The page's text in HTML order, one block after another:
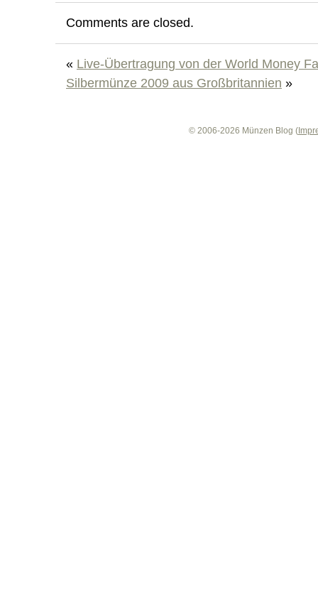
Comments are closed.
« Live-Übertragung von der World Money
Silbermünze 2009 aus Großbritannien »
© 2006-2026 Münzen Blog (